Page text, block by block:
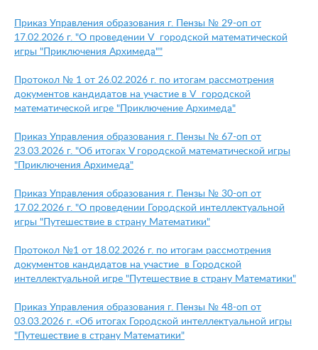
Приказ Управления образования г. Пензы № 29-оп от
17.02.2026 г. "О проведении V городской математической
игры "Приключения Архимеда""
Протокол № 1 от 26.02.2026 г. по итогам рассмотрения
документов кандидатов на участие в V городской
математической игре "Приключение Архимеда"
Приказ Управления образования г. Пензы № 67-оп от
23.03.2026 г. "Об итогах V городской математической игры
"Приключения Архимеда"
Приказ Управления образования г. Пензы № 30-оп от
17.02.2026 г. "О проведении Городской интеллектуальной
игры "Путешествие в страну Математики"
Протокол №1 от 18.02.2026 г. по итогам рассмотрения
документов кандидатов на участие в Городской
интеллектуальной игре "Путешествие в страну Математики"
Приказ Управления образования г. Пензы № 48-оп от
03.03.2026 г. «Об итогах Городской интеллектуальной игры
"Путешествие в страну Математики"